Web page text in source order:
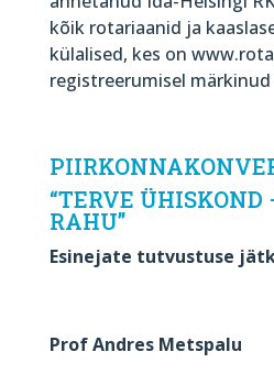
kõik rotariaanid ja
külalised, kes on
registreerumisel
“TERVE
RAHU”
Esinejate tutvustuse
Prof Andres Metspalu